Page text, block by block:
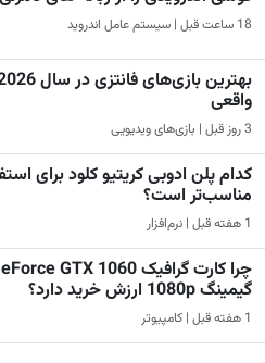
18 ساعت قبل | سیستم عامل اندروید
واقعی
3 روز قبل | بازی‌های ویدیویی
کدام پلن ادوبی کریتیو کلود برای
مناسب‌تر است؟
1 هفته قبل | نرم‌افزار
گیمینگ 1080p ارزش خرید دارد؟
1 هفته قبل | کامپیوتر